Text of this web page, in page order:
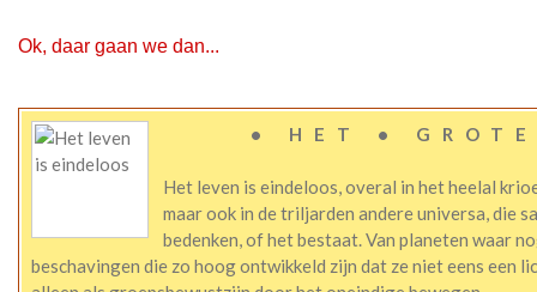
Ok, daar gaan we dan...
• HET •
Het leven is eindeloos, overal in het heelal
maar ook in de triljarden andere universa, die
bedenken, of het bestaat. Van planeten waar
beschavingen die zo hoog ontwikkeld zijn dat ze niet eens een